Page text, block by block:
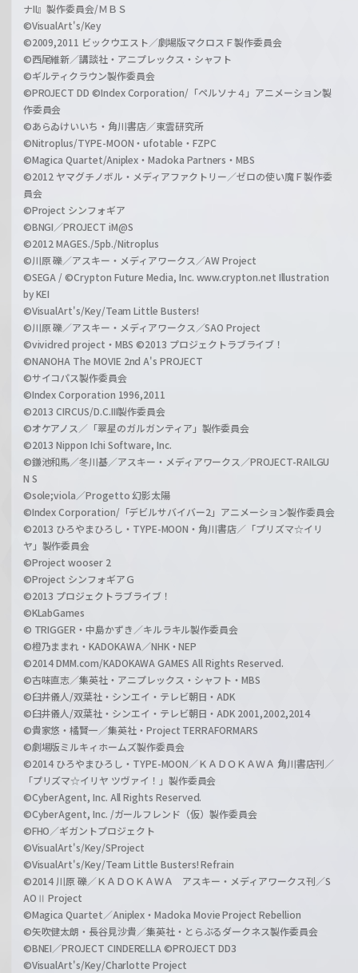
ナII』製作委員会/ＭＢＳ
©VisualArt's/Key
©2009,2011 ビックウエスト／劇場版マクロスＦ製作委員会
©西尾維新／講談社・アニプレックス・シャフト
©ギルティクラウン製作委員会
©PROJECT DD ©Index Corporation/「ペルソナ４」アニメーション製
作委員会
©あらゐけいいち・角川書店／東雲研究所
©Nitroplus/TYPE-MOON・ufotable・FZPC
©Magica Quartet/Aniplex・Madoka Partners・MBS
©2012 ヤマグチノボル・メディアファクトリー／ゼロの使い魔Ｆ製作委
員会
©Project シンフォギア
©BNGI／PROJECT iM@S
©2012 MAGES./5pb./Nitroplus
©川原 礫／アスキー・メディアワークス／AW Project
©SEGA / ©Crypton Future Media, Inc. www.crypton.net Illustration
by KEI
©VisualArt's/Key/Team Little Busters!
©川原 礫／アスキー・メディアワークス／SAO Project
©vividred project・MBS ©2013 プロジェクトラブライブ！
©NANOHA The MOVIE 2nd A's PROJECT
©サイコパス製作委員会
©Index Corporation 1996,2011
©2013 CIRCUS/D.C.III製作委員会
©オケアノス／「翠星のガルガンティア」製作委員会
©2013 Nippon Ichi Software, Inc.
©鎌池和馬／冬川基／アスキー・メディアワークス／PROJECT-RAILGU
N S
©sole;viola／Progetto 幻影太陽
©Index Corporation/「デビルサバイバー2」アニメーション製作委員会
©2013 ひろやまひろし・TYPE-MOON・角川書店／「プリズマ☆イリ
ヤ」製作委員会
©Project wooser 2
©Project シンフォギアＧ
©2013 プロジェクトラブライブ！
©KLabGames
© TRIGGER・中島かずき／キルラキル製作委員会
©橙乃ままれ・KADOKAWA／NHK・NEP
©2014 DMM.com/KADOKAWA GAMES All Rights Reserved.
©古味直志／集英社・アニプレックス・シャフト・MBS
©臼井儀人/双葉社・シンエイ・テレビ朝日・ADK
©臼井儀人/双葉社・シンエイ・テレビ朝日・ADK 2001,2002,2014
©貴家悠・橘賢一／集英社・Project TERRAFORMARS
©劇場版ミルキィホームズ製作委員会
©2014 ひろやまひろし・TYPE-MOON／ＫＡＤＯＫＡＷＡ 角川書店刊／
「プリズマ☆イリヤ ツヴァイ！」製作委員会
©CyberAgent, Inc. All Rights Reserved.
©CyberAgent, Inc. /ガールフレンド（仮）製作委員会
©FHO／ギガントプロジェクト
©VisualArt's/Key/SProject
©VisualArt's/Key/Team Little Busters! Refrain
©2014 川原 礫／ＫＡＤＯＫＡＷＡ アスキー・メディアワークス刊／S
AOⅡ Project
©Magica Quartet／Aniplex・Madoka Movie Project Rebellion
©矢吹健太朗・長谷見沙貴／集英社・とらぶるダークネス製作委員会
©BNEI／PROJECT CINDERELLA ©PROJECT DD3
©VisualArt's/Key/Charlotte Project